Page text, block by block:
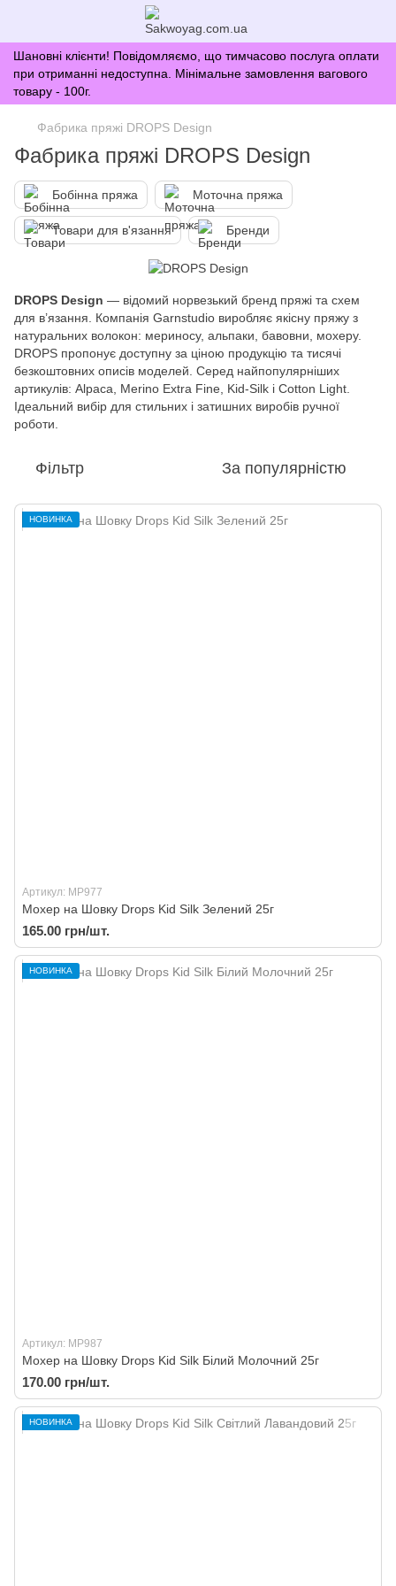
Шановні клієнти! Повідомляємо, що тимчасово послуга оплати
при отриманні недоступна. Мінімальне замовлення вагового
товару - 100г.
Фабрика пряжі DROPS Design
Фабрика пряжі DROPS Design
Бобінна пряжа Моточна пряжа
Товари для в'язання Бренди
DROPS Design — відомий норвезький бренд пряжі та схем
для в’язання. Компанія Garnstudio виробляє якісну пряжу з
натуральних волокон: мериносу, альпаки, бавовни, мохеру.
DROPS пропонує доступну за ціною продукцію та тисячі
безкоштовних описів моделей. Серед найпопулярніших
артикулів: Alpaca, Merino Extra Fine, Kid-Silk і Cotton Light.
Ідеальний вибір для стильних і затишних виробів ручної
роботи.
Фільтр За популярністю
НОВИНКА
Артикул: MP977
Мохер на Шовку Drops Kid Silk Зелений 25г
165.00 грн/шт.
НОВИНКА
Артикул: MP987
Мохер на Шовку Drops Kid Silk Білий Молочний 25г
170.00 грн/шт.
НОВИНКА